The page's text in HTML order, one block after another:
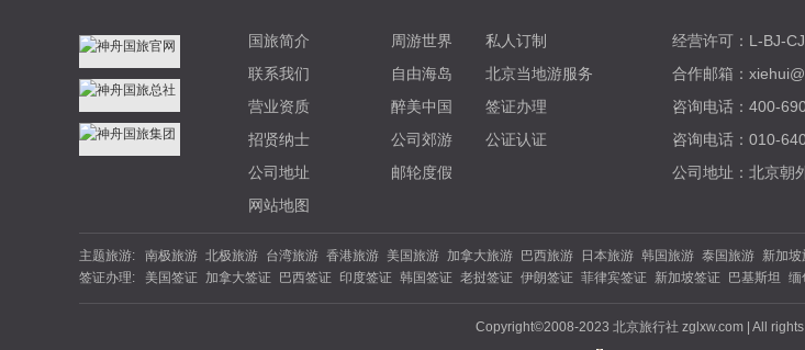
国旅简介
联系我们
营业资质
招贤纳士
公司地址
网站地图
周游世界
私人订制
自由海岛
北京当地游服务
醉美中国
签证办理
公司郊游
公证认证
邮轮度假
经营许可：L-BJ-
合作邮箱：
咨询电话：400-
咨询电话：010-
公司地址：北京朝
主题旅游: 南极旅游 北极旅游 台湾旅游 香港旅游 美国旅游 加拿大旅游 巴西旅游 日本旅游 韩国旅游 泰国旅游 新加坡
游 北欧旅游 东欧旅游 俄罗斯旅游 土耳其旅游 英国旅游 法国旅游 德国旅游 意大利旅游 瑞士旅游 澳大利亚
夏威夷旅游 云南旅游 海南旅游 苏杭旅游 福建旅游 广西旅游 陕西旅游 四川旅游 贵州旅游 西北旅游 西藏旅
签证办理:
美国签证 加拿大签证 巴西签证 印度签证 韩国签证 老挝签证 伊朗签证 菲律宾签证 新加坡签证 巴基斯坦 缅
签证 坦桑尼亚 南非签证 埃塞俄比亚 西班牙签证 丹麦签证 波兰签证 比利时签证 德国签证 法国签证 荷兰签
Copyright©2008-2023 北京旅行社 zglxw.com | All